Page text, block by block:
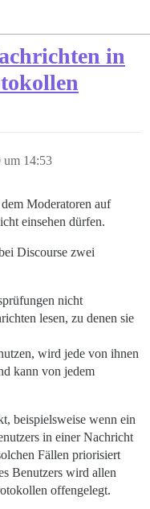
in
um 14:53
Moderatoren auf
einsehen dürfen.
Discourse zwei
nicht
lesen, zu denen sie
wird jede von ihnen
kann von jedem
beispielsweise wenn ein
in einer Nachricht
Fällen priorisiert
Benutzers wird allen
offengelegt.